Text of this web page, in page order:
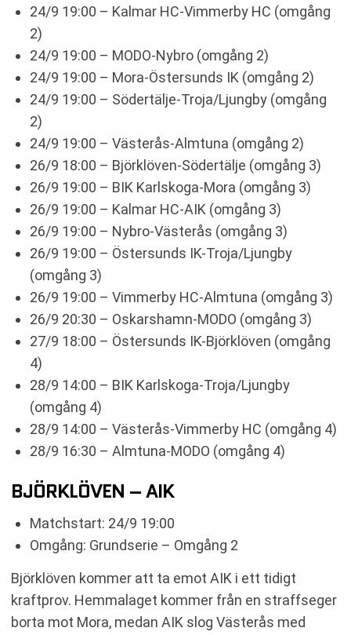
24/9 19:00 – Kalmar HC-Vimmerby HC (omgång
2)
24/9 19:00 – MODO-Nybro (omgång 2)
24/9 19:00 – Mora-Östersunds IK (omgång 2)
24/9 19:00 – Södertälje-Troja/Ljungby (omgång
2)
24/9 19:00 – Västerås-Almtuna (omgång 2)
26/9 18:00 – Björklöven-Södertälje (omgång 3)
26/9 19:00 – BIK Karlskoga-Mora (omgång 3)
26/9 19:00 – Kalmar HC-AIK (omgång 3)
26/9 19:00 – Nybro-Västerås (omgång 3)
26/9 19:00 – Östersunds IK-Troja/Ljungby
(omgång 3)
26/9 19:00 – Vimmerby HC-Almtuna (omgång 3)
26/9 20:30 – Oskarshamn-MODO (omgång 3)
27/9 18:00 – Östersunds IK-Björklöven (omgång
4)
28/9 14:00 – BIK Karlskoga-Troja/Ljungby
(omgång 4)
28/9 14:00 – Västerås-Vimmerby HC (omgång 4)
28/9 16:30 – Almtuna-MODO (omgång 4)
BJÖRKLÖVEN – AIK
Matchstart: 24/9 19:00
Omgång: Grundserie – Omgång 2
Björklöven kommer att ta emot AIK i ett tidigt
kraftprov. Hemmalaget kommer från en straffseger
borta mot Mora, medan AIK slog Västerås med